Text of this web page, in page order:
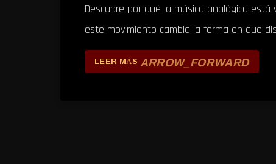
Descubre por qué la música analógica
este movimiento cambia la forma en que
LEER MÁS ARROW_FORWARD